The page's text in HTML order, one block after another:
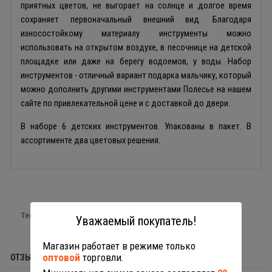
приятных цветов, не выгорает на солнце и долгое время
сохраняет первоначальный внешний вид. Благодаря
износостойкому материалу инструменты можно
использовать на открытом воздухе, в песочнице на детской
площадке или даже на берегу водоемов, у воды. Набор
инструментов - отличный вариант подарка мальчику, который
можно дополнить другими инструментами Полесье на нашем
сайте по привлекательной цене и с доставкой до двери.
В наборе 6 детских инструментов. Упакованы в пакет. В
ассортименте два цветовых решения.
Теги: Детские инструменты
ОТЗЫВЫ (0)
Уважаемый покупатель!
Магазин работает в режиме только
оптовой торговли.